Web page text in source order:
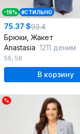
-19% #СТИЛЬНО
75.37 $93.4
Брюки, Жакет
Anastasia 1211 деним
56, 58
В корзину
%